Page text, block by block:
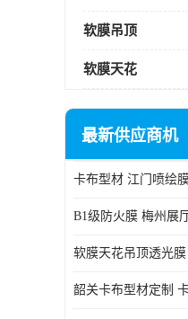
软膜吊顶
软膜天花
最新供应商机
卡布型材 江门喷绘
韶关卡布型材定制